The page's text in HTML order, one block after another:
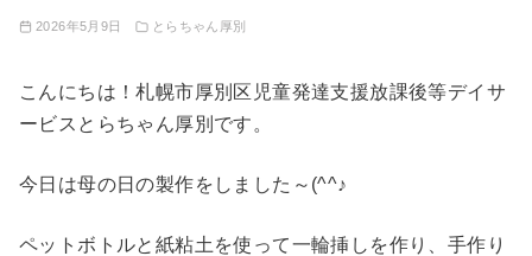
2026年5月9日 とらちゃん厚別
こんにちは！札幌市厚別区児童発達支援放課後等デイサ
ービスとらちゃん厚別です。
今日は母の日の製作をしました～(^^♪
ペットボトルと紙粘土を使って一輪挿しを作り、手作り